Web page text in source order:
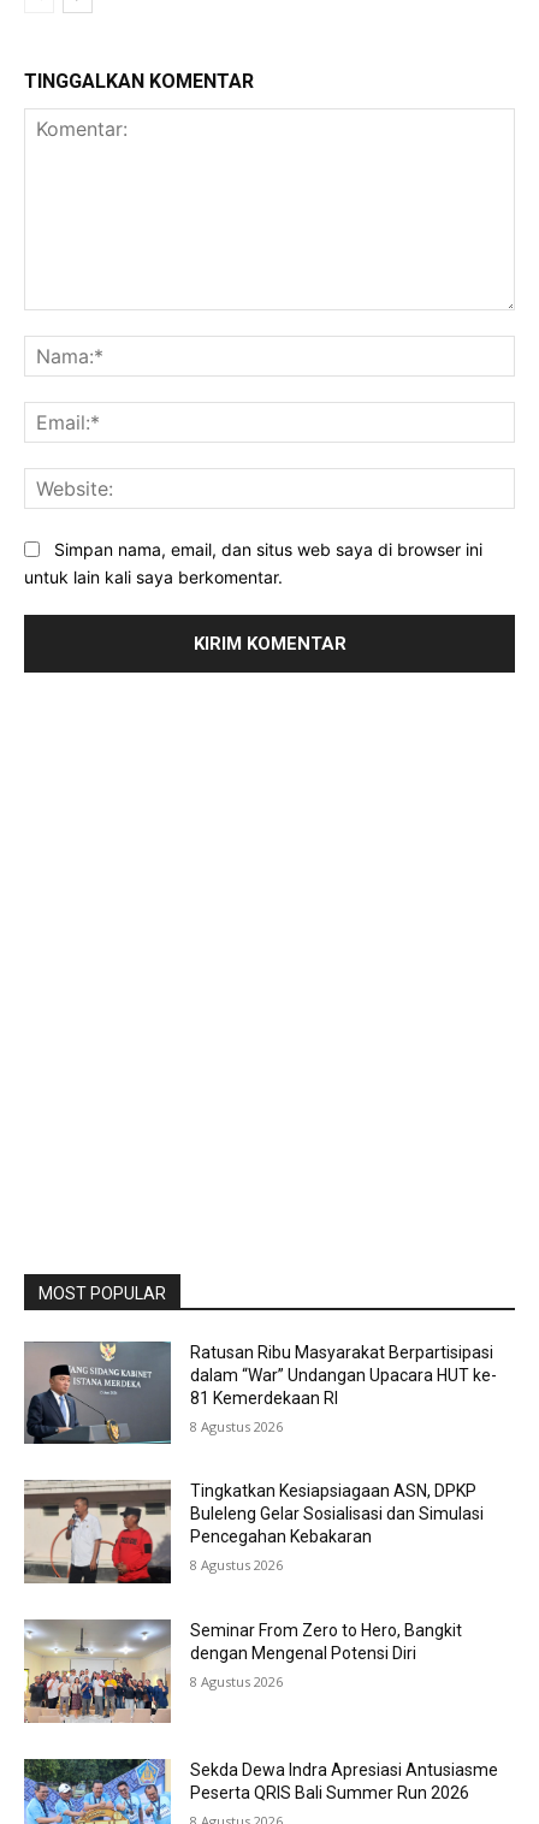
TINGGALKAN KOMENTAR
Simpan nama, email, dan situs web saya di browser ini
untuk lain kali saya berkomentar.
MOST POPULAR
Ratusan Ribu Masyarakat Berpartisipasi
dalam “War” Undangan Upacara HUT ke-
81 Kemerdekaan RI
8 Agustus 2026
Tingkatkan Kesiapsiagaan ASN, DPKP
Buleleng Gelar Sosialisasi dan Simulasi
Pencegahan Kebakaran
8 Agustus 2026
Seminar From Zero to Hero, Bangkit
dengan Mengenal Potensi Diri
8 Agustus 2026
Sekda Dewa Indra Apresiasi Antusiasme
Peserta QRIS Bali Summer Run 2026